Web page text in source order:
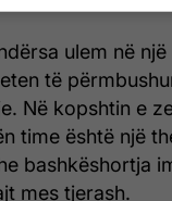
ulem në
të
Në kopshtin e
time është një
bashkëshortja
mes tjerash.